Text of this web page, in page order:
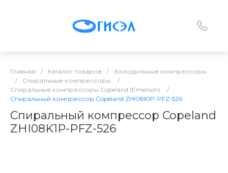
Главная / Каталог товаров /
Холодильные компрессоры
/
Спиральные компрессоры
/
Спиральные компрессоры Copeland (Emerson)
/
Спиральный компрессор Copeland ZHI08K1P-PFZ-526
Спиральный компрессор Copeland
ZHI08K1P-PFZ-526